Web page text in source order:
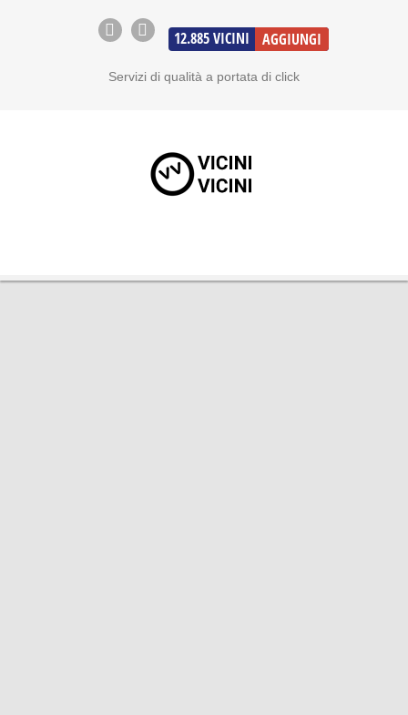
12.885 VICINI AGGIUNGI
Servizi di qualità a portata di click